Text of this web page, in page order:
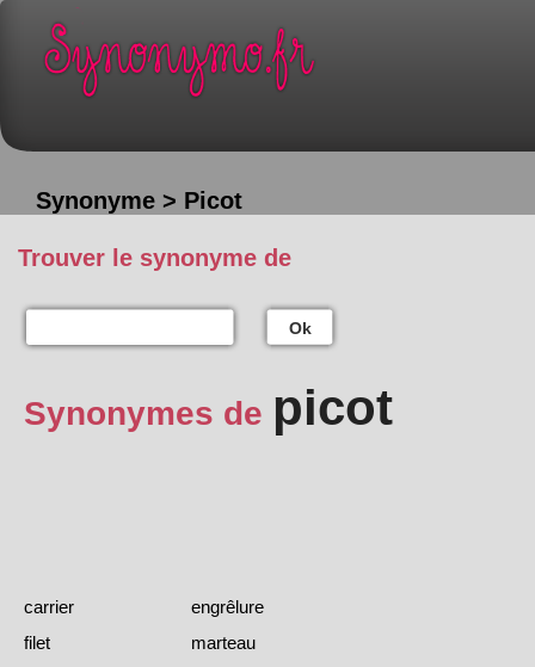
Synonyme > Picot
Trouver le synonyme de
Ok
Synonymes de picot
carrier
engrêlure
filet
marteau